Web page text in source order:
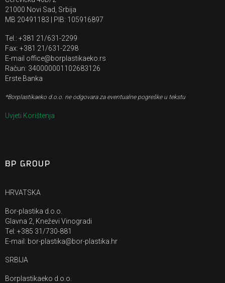
21000 Novi Sad, Srbija
MB 20491183 | PIB: 105916897
Tel.: +381 21/631-2299
Fax: +381 21/631-2298
E-mail office@borplastikaeko.rs
Račun: 340000001102683126
Erste Banka
*Borplastikaeko d.o.o. ne odgovara za eventualne pogreške u tekstu
Uvjeti Korištenja
BP GROUP
HRVATSKA
Bor-plastika d.o.o.
Glavna 2, Kneževi Vinogradi
Tel: +385 31/730-881
E-mail: bor-plastika@bor-plastika.hr
SRBIJA
Borplastikaeko d.o.o.